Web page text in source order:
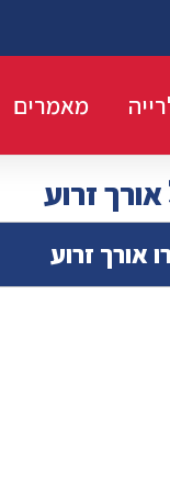
מאמרים
אורך זרוע